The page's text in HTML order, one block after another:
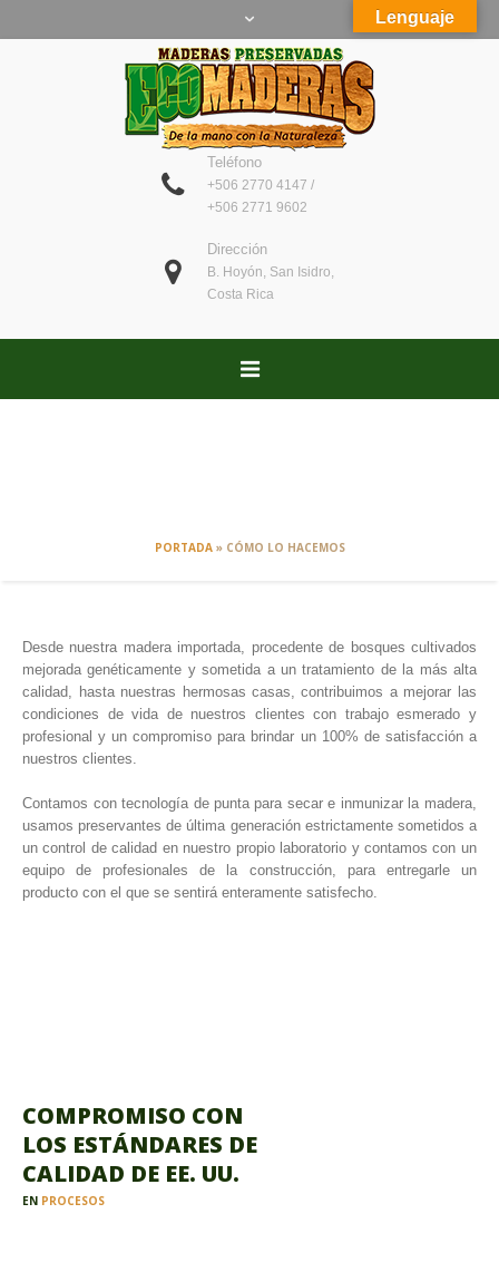
Teléfono
+506 2770 4147 /
+506 2771 9602
Dirección
B. Hoyón, San Isidro,
Costa Rica
PORTADA» CÓMO LO HACEMOS
Desde nuestra madera importada, procedente de bosques cultivados
mejorada genéticamente y sometida a un tratamiento de la más alta
calidad, hasta nuestras hermosas casas, contribuimos a mejorar las
condiciones de vida de nuestros clientes con trabajo esmerado y
profesional y un compromiso para brindar un 100% de satisfacción a
nuestros clientes.
Contamos con tecnología de punta para secar e inmunizar la madera,
usamos preservantes de última generación estrictamente sometidos a
un control de calidad en nuestro propio laboratorio y contamos con un
equipo de profesionales de la construcción, para entregarle un
producto con el que se sentirá enteramente satisfecho.
COMPROMISO CON
LOS ESTÁNDARES DE
CALIDAD DE EE. UU.
EN PROCESOS
Lenguaje